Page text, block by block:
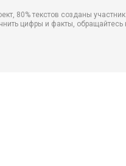
80% текстов созданы
цифры и факты,